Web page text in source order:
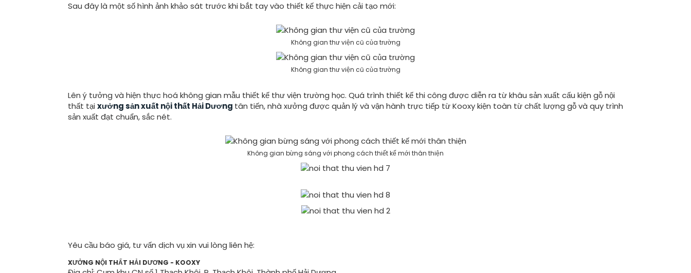
Sau đây là một số hình ảnh khảo sát trước khi bắt tay vào thiết kế thực hiện cải tạo mới:
Không gian thư viện cũ của trường
Không gian thư viện cũ của trường
Lên ý tưởng và hiện thực hoá không gian mẫu thiết kế thư viện trường học. Quá trình thiết kế thi công được diễn ra từ khâu sản xuất cấu kiện gỗ nội
thất tại xưởng sản xuất nội thất Hải Dương tân tiến, nhà xưởng được quản lý và vận hành trực tiếp từ Kooxy kiện toàn từ chất lượng gỗ và quy trình
sản xuất đạt chuẩn, sắc nét.
Không gian bừng sáng với phong cách thiết kế mới thân thiện
Yêu cầu báo giá, tư vấn dịch vụ xin vui lòng liên hệ:
XƯỞNG NỘI THẤT HẢI DƯƠNG - KOOXY